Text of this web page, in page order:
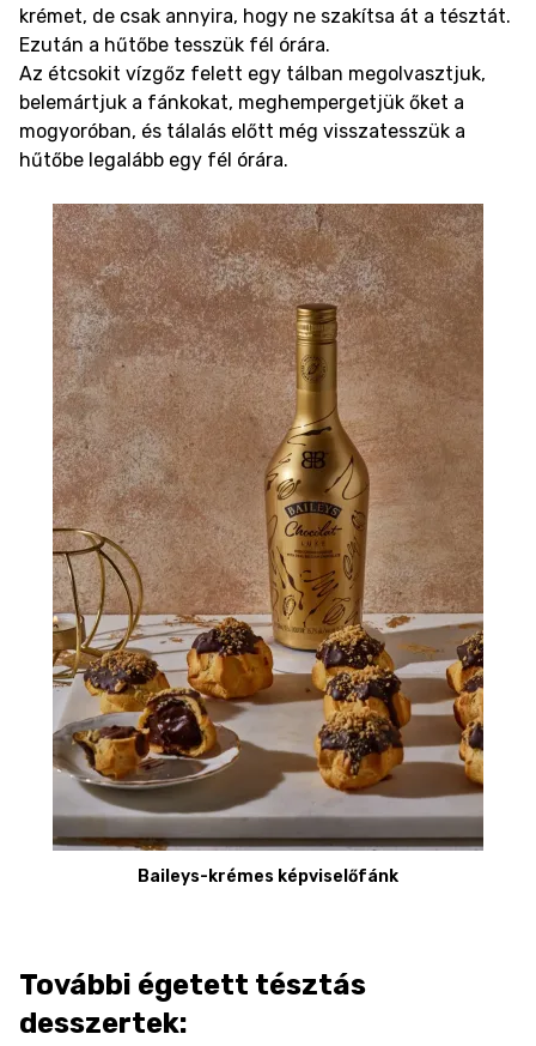
krémet, de csak annyira, hogy ne szakítsa át a tésztát.
Ezután a hűtőbe tesszük fél órára.
Az étcsokit vízgőz felett egy tálban megolvasztjuk,
belemártjuk a fánkokat, meghempergetjük őket a
mogyoróban, és tálalás előtt még visszatesszük a
hűtőbe legalább egy fél órára.
Baileys-krémes képviselőfánk
További égetett tésztás
desszertek: